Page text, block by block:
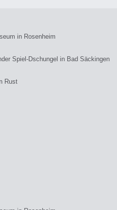
in Rosenheim
Spiel-Dschungel in Bad Säckingen
Rust